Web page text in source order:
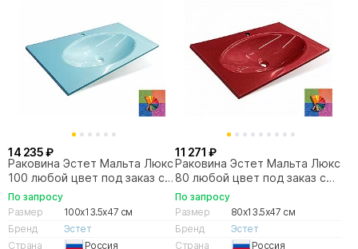
14 235 ₽
Раковина Эстет Мальта Люкс
100 любой цвет под заказ с
блёстками
По запросу
Размер
100x13.5x47 см
Бренд
Эстет
Страна
Россия
11 271 ₽
Раковина Эстет Мальта Люкс
80 любой цвет под заказ с
блёстками
По запросу
Размер
80x13.5x47 см
Бренд
Эстет
Страна
Россия